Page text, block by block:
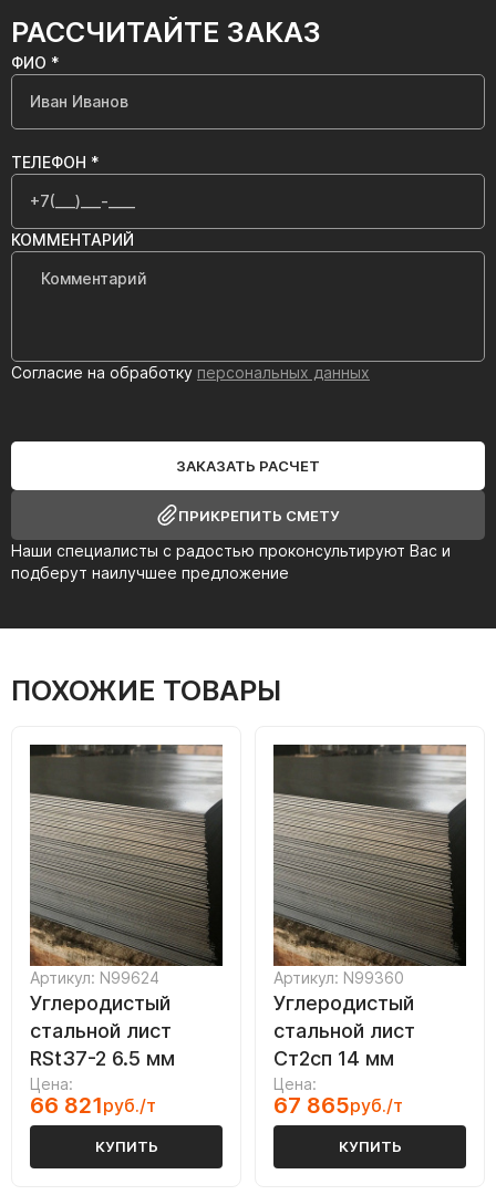
РАССЧИТАЙТЕ ЗАКАЗ
Наши специалисты с радостью проконсультируют Вас и
подберут наилучшее предложение
ФИО *
ТЕЛЕФОН *
КОММЕНТАРИЙ
Согласие на обработку персональных данных
ЗАКАЗАТЬ РАСЧЕТ
ПРИКРЕПИТЬ СМЕТУ
ПОХОЖИЕ ТОВАРЫ
Артикул: N99624
Углеродистый
стальной лист
RSt37-2 6.5 мм
Цена:
66 821руб./т
КУПИТЬ
Артикул: N99360
Углеродистый
стальной лист
Ст2сп 14 мм
Цена:
67 865руб./т
КУПИТЬ